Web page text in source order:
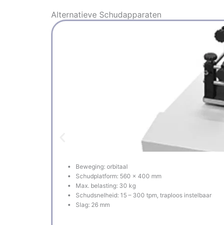
Alternatieve Schudapparaten
Beweging: orbitaal
Schudplatform: 560 x 400 mm
Max. belasting: 30 kg
Schudsnelheid: 15 – 300 tpm, traploos instelbaar
Slag: 26 mm